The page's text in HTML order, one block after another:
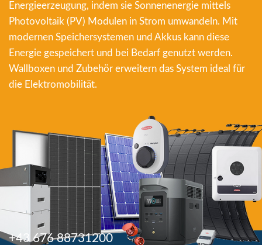
Energieerzeugung, indem sie Sonnenenergie mittels
Photovoltaik (PV) Modulen in Strom umwandeln. Mit
modernen Speichersystemen und Akkus kann diese
Energie gespeichert und bei Bedarf genutzt werden.
Wallboxen und Zubehör erweitern das System ideal für
die Elektromobilität.
+43 676 88731200